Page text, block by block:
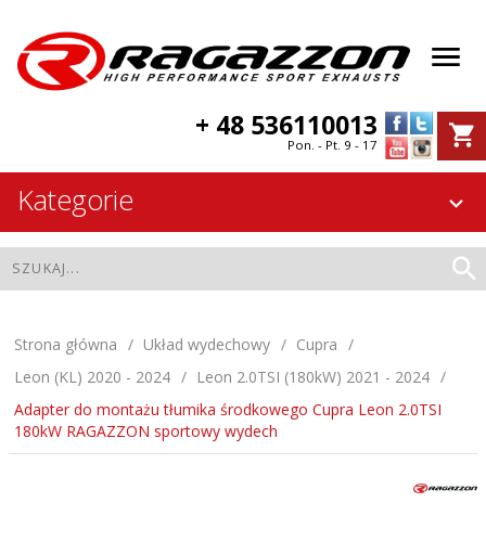
+ 48 536110013
Pon. - Pt. 9 - 17
Kategorie
Strona główna Układ wydechowy
Cupra
Leon (KL) 2020 - 2024
Leon 2.0TSI (180kW) 2021 - 2024
Adapter do montażu tłumika środkowego Cupra Leon 2.0TSI
180kW RAGAZZON sportowy wydech